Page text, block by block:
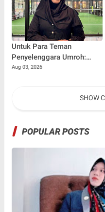
Untuk Para Teman
Penyelenggara Umroh:
Jangan Sampai Tertipu
Aug 03, 2026
SHOW
POPULAR POSTS